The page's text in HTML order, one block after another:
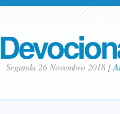
Segunda 26 Novembro 2018 [